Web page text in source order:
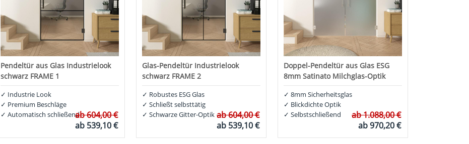
Pendeltür aus Glas Industrielook
schwarz FRAME 1
✓ Industrie Look
✓ Premium Beschläge
✓ Automatisch schließendab604,00 €
ab 539,10 €
Glas-Pendeltür Industrielook
schwarz FRAME 2
✓ Robustes ESG Glas
✓ Schließt selbsttätig
✓ Schwarze Gitter-Optik ab604,00 €
ab 539,10 €
Doppel-Pendeltür aus Glas ESG
8mm Satinato Milchglas-Optik
✓ 8mm Sicherheitsglas
✓ Blickdichte Optik
✓ Selbstschließend ab1.088,00 €
ab970,20 €